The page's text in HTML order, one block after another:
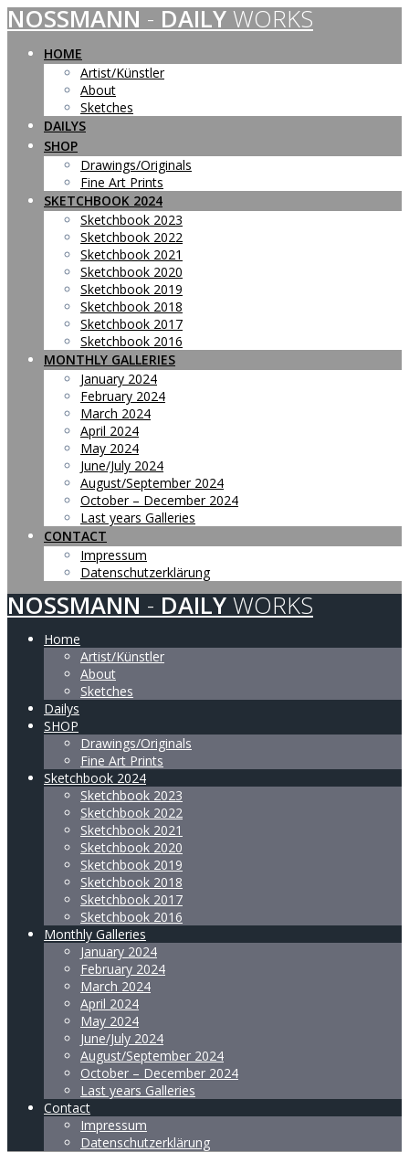
Skip
to
content
NOSSMANN - DAILY WORKS
HOME
Artist/Künstler
About
Sketches
DAILYS
SHOP
Drawings/Originals
Fine Art Prints
SKETCHBOOK 2024
Sketchbook 2023
Sketchbook 2022
Sketchbook 2021
Sketchbook 2020
Sketchbook 2019
Sketchbook 2018
Sketchbook 2017
Sketchbook 2016
MONTHLY GALLERIES
January 2024
February 2024
March 2024
April 2024
May 2024
June/July 2024
August/September 2024
October – December 2024
Last years Galleries
CONTACT
Impressum
Datenschutzerklärung
NOSSMANN - DAILY WORKS
Home
Artist/Künstler
About
Sketches
Dailys
SHOP
Drawings/Originals
Fine Art Prints
Sketchbook 2024
Sketchbook 2023
Sketchbook 2022
Sketchbook 2021
Sketchbook 2020
Sketchbook 2019
Sketchbook 2018
Sketchbook 2017
Sketchbook 2016
Monthly Galleries
January 2024
February 2024
March 2024
April 2024
May 2024
June/July 2024
August/September 2024
October – December 2024
Last years Galleries
Contact
Impressum
Datenschutzerklärung